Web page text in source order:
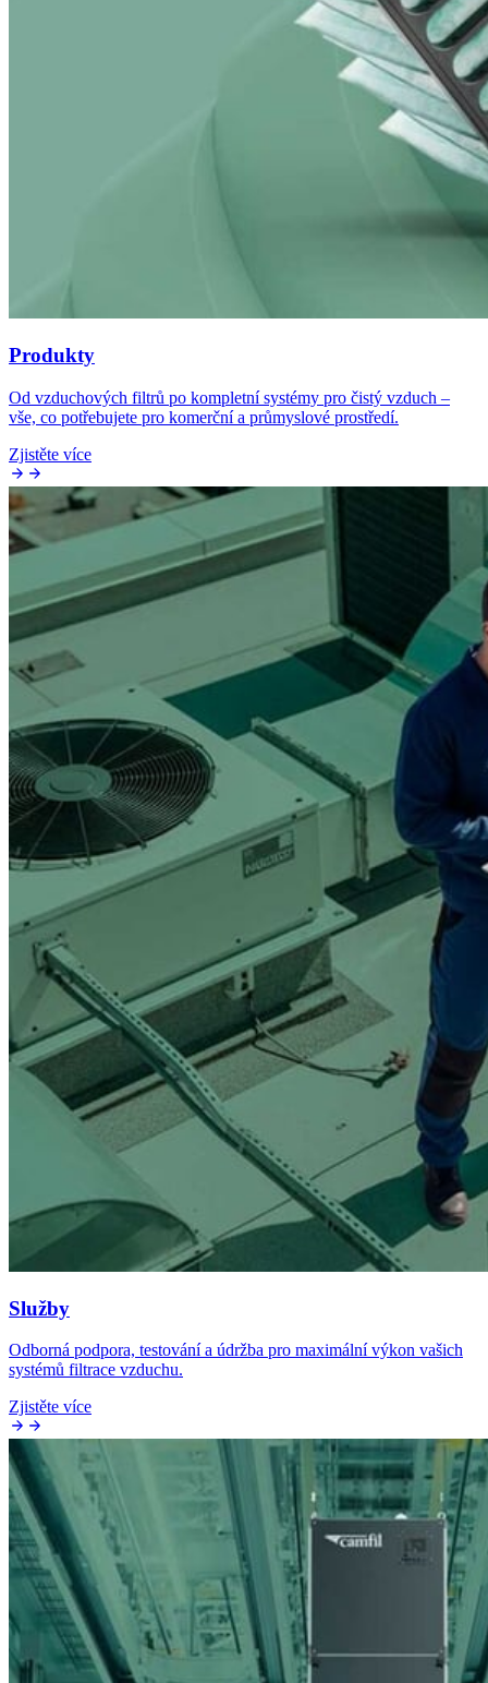
Produkty
Od vzduchových filtrů po kompletní systémy pro čistý vzduch –
vše, co potřebujete pro komerční a průmyslové prostředí.
Zjistěte více
Služby
Odborná podpora, testování a údržba pro maximální výkon vašich
systémů filtrace vzduchu.
Zjistěte více